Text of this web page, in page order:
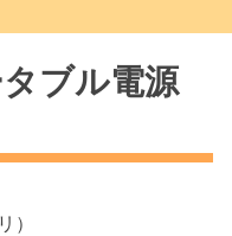
ブル電源
）